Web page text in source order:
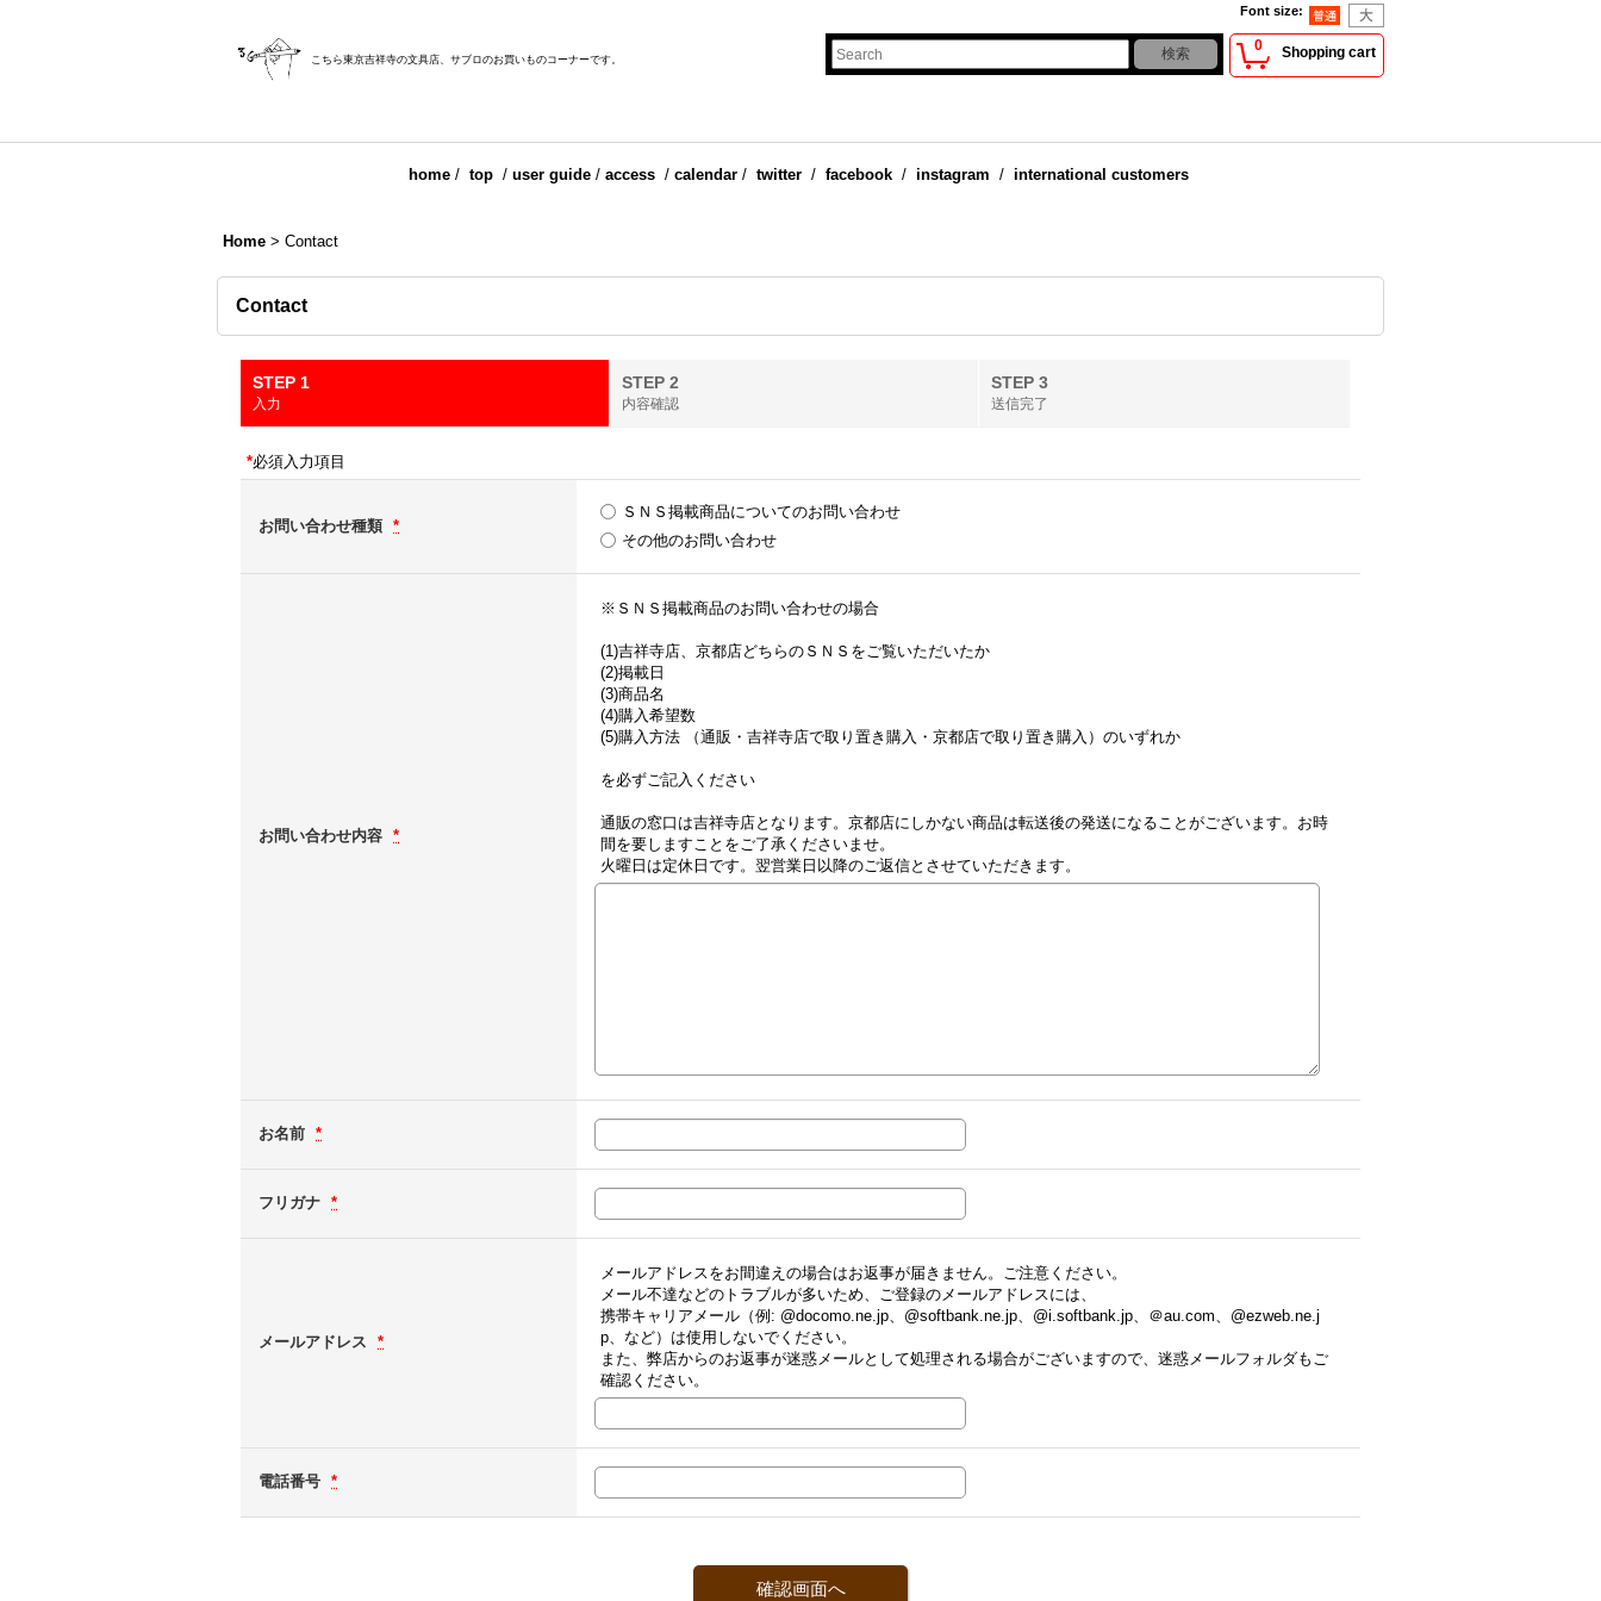
Font size:
こちら東京吉祥寺の文具店、サブロのお買いものコーナーです。
0 Shopping cart
home/ top/ user guide/ access/ calendar/ twitter/ facebook/ instagram / international customers
Home > Contact
Contact
STEP 1
入力
STEP 2
内容確認
STEP 3
送信完了
*必須入力項目
お問い合わせ種類 *
ＳＮＳ掲載商品についてのお問い合わせ
その他のお問い合わせ
お問い合わせ内容 *
※ＳＮＳ掲載商品のお問い合わせの場合
(1)吉祥寺店、京都店どちらのＳＮＳをご覧いただいたか
(2)掲載日
(3)商品名
(4)購入希望数
(5)購入方法 （通販・吉祥寺店で取り置き購入・京都店で取り置き購入）のいずれか
を必ずご記入ください
通販の窓口は吉祥寺店となります。京都店にしかない商品は転送後の発送になることがございます。お時
間を要しますことをご了承くださいませ。
火曜日は定休日です。翌営業日以降のご返信とさせていただきます。
お名前 *
フリガナ *
メールアドレス *
メールアドレスをお間違えの場合はお返事が届きません。ご注意ください。
メール不達などのトラブルが多いため、ご登録のメールアドレスには、
携帯キャリアメール（例: @docomo.ne.jp、@softbank.ne.jp、@i.softbank.jp、＠au.com、@ezweb.ne.j
p、など）は使用しないでください。
また、弊店からのお返事が迷惑メールとして処理される場合がございますので、迷惑メールフォルダもご
確認ください。
電話番号 *